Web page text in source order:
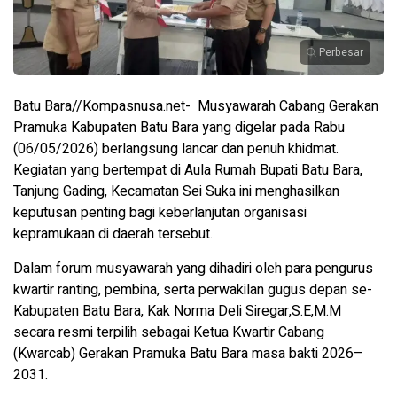
Perbesar
Batu Bara//Kompasnusa.net- Musyawarah Cabang Gerakan
Pramuka Kabupaten Batu Bara yang digelar pada Rabu
(06/05/2026) berlangsung lancar dan penuh khidmat.
Kegiatan yang bertempat di Aula Rumah Bupati Batu Bara,
Tanjung Gading, Kecamatan Sei Suka ini menghasilkan
keputusan penting bagi keberlanjutan organisasi
kepramukaan di daerah tersebut.
Dalam forum musyawarah yang dihadiri oleh para pengurus
kwartir ranting, pembina, serta perwakilan gugus depan se-
Kabupaten Batu Bara, Kak Norma Deli Siregar,S.E,M.M
secara resmi terpilih sebagai Ketua Kwartir Cabang
(Kwarcab) Gerakan Pramuka Batu Bara masa bakti 2026–
2031.